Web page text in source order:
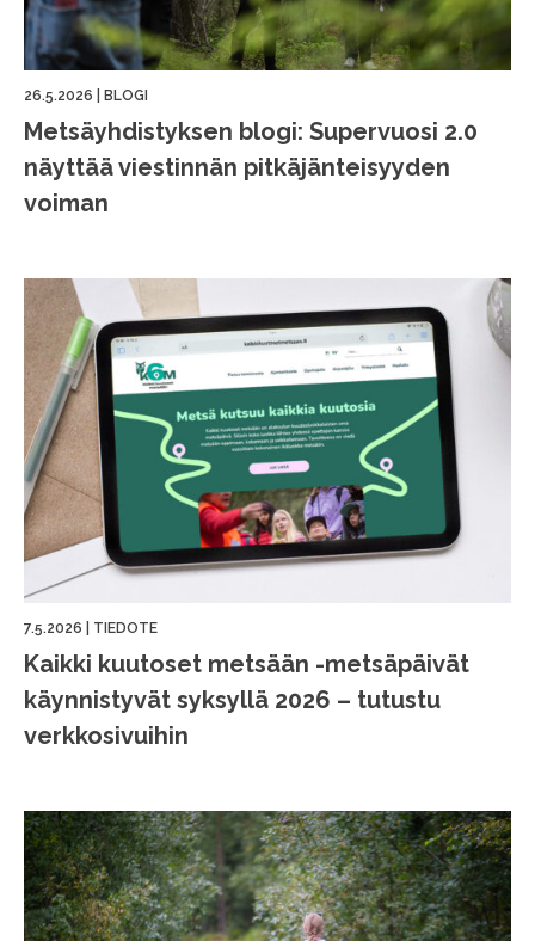
26.5.2026 BLOGI
Metsäyhdistyksen blogi: Supervuosi 2.0
näyttää viestinnän pitkäjänteisyyden
voiman
7.5.2026 TIEDOTE
Kaikki kuutoset metsään -metsäpäivät
käynnistyvät syksyllä 2026 – tutustu
verkkosivuihin